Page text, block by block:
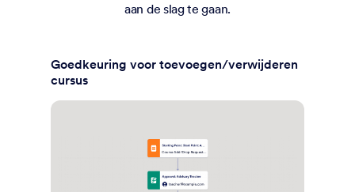
aan de slag te gaan.
verwijderen Goedkeuring voor toelating tot